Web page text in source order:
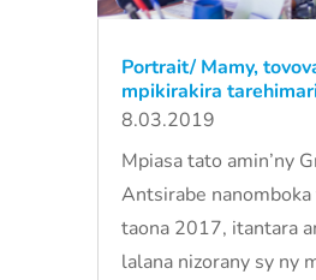
Portrait/ Mamy,
mpikirakira
8.03.2019
Mpiasa tato amin’ny
Antsirabe nanomboka
taona 2017, itantara
lalana nizorany sy ny